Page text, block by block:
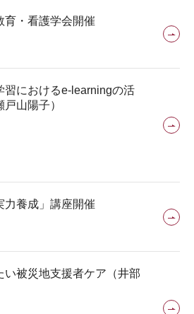
育・看護学会開催
習におけるe-learningの活
山陽子）
力養成」講座開催
い被災地支援者ケア（井部